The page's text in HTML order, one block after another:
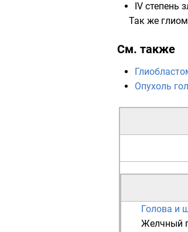
IV степень
Так же
См. также
Опухоль
Голова и
Желчный